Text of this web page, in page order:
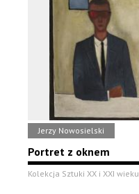
Jerzy Nowosielski
Portret z oknem
Kolekcja Sztuki XX i XXI wieku